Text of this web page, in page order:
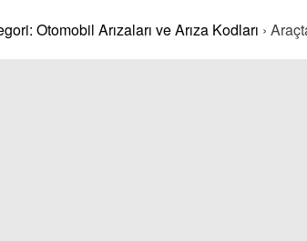
Otomobil Arızaları ve Arıza Kodları ›